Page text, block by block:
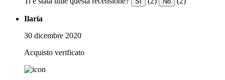
Ilaria
30 dicembre 2020
Acquisto verificato